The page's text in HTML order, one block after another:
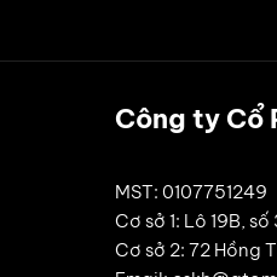
Công ty Cổ
MST: 0107751249
Cơ sở 1: Lô 19B,
Cơ sở 2: 72 Hồng